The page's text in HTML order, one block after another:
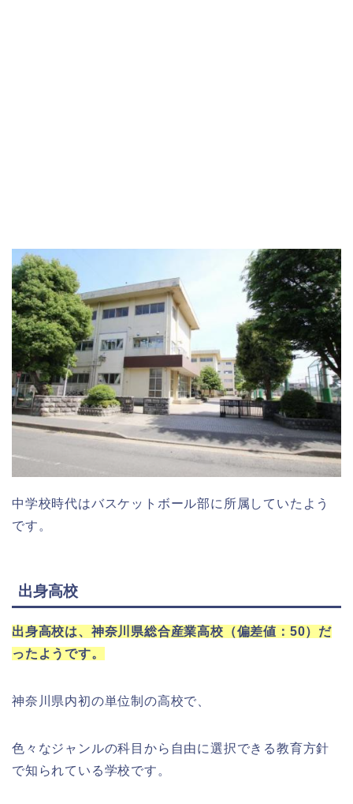
中学校時代はバスケットボール部に所属していたよう
です。
出身高校
出身高校は、神奈川県総合産業高校（偏差値：50）だ
ったようです。
神奈川県内初の単位制の高校で、
色々なジャンルの科目から自由に選択できる教育方針
で知られている学校です。